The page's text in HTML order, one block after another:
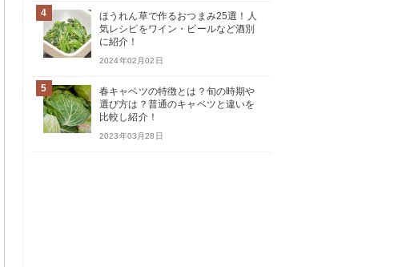
4
ほうれん草で作るおつまみ25選！人
気レシピをワイン・ビールなど酒別
に紹介！
2024年02月02日
5
春キャベツの特徴とは？旬の時期や
選び方は？普通のキャベツと違いを
比較し紹介！
2023年03月28日